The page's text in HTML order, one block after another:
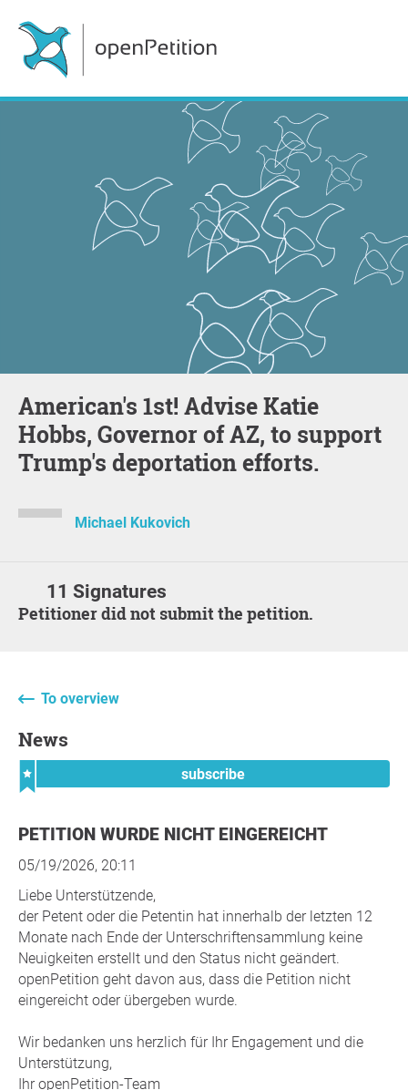
American's 1st! Advise Katie
Hobbs, Governor of AZ, to support
Trump's deportation efforts.
Michael Kukovich
11 Signatures
Petitioner did not submit the petition.
To overview
News
subscribe
PETITION WURDE NICHT EINGEREICHT
05/19/2026, 20:11
Liebe Unterstützende,
der Petent oder die Petentin hat innerhalb der letzten 12
Monate nach Ende der Unterschriftensammlung keine
Neuigkeiten erstellt und den Status nicht geändert.
openPetition geht davon aus, dass die Petition nicht
eingereicht oder übergeben wurde.
Wir bedanken uns herzlich für Ihr Engagement und die
Unterstützung,
Ihr openPetition-Team